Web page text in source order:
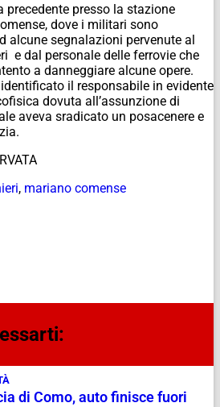
presso la stazione
dove i militari sono
alcune segnalazioni pervenute al
e dal personale delle ferrovie che
a danneggiare alcune opere.
il responsabile in evidente
dovuta all’assunzione di
aveva sradicato un posacenere e
, mariano comense
di Como, auto finisce fuori